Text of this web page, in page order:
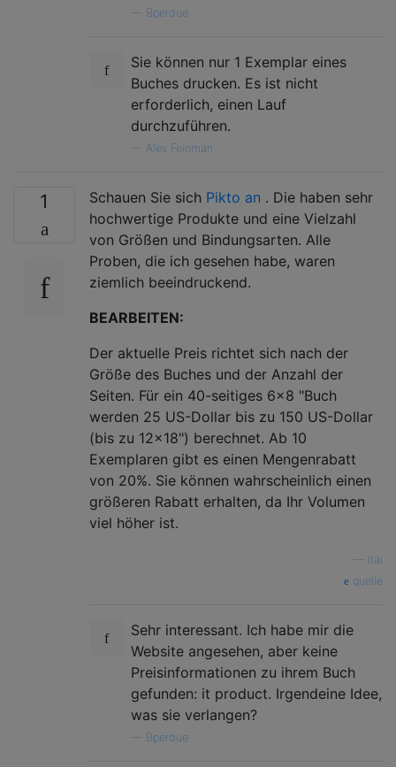
Bperdue
Sie können nur 1 Exemplar eines
Buches drucken. Es ist nicht
erforderlich, einen Lauf
durchzuführen.
Alex Feinman
1 Schauen Sie sich Pikto an . Die haben sehr
hochwertige Produkte und eine Vielzahl
von Größen und Bindungsarten. Alle
Proben, die ich gesehen habe, waren
ziemlich beeindruckend.
BEARBEITEN:
Der aktuelle Preis richtet sich nach der
Größe des Buches und der Anzahl der
Seiten. Für ein 40-seitiges 6x8 "Buch
werden 25 US-Dollar bis zu 150 US-Dollar
(bis zu 12x18") berechnet. Ab 10
Exemplaren gibt es einen Mengenrabatt
von 20%. Sie können wahrscheinlich einen
größeren Rabatt erhalten, da Ihr Volumen
viel höher ist.
Itai
quelle
Sehr interessant. Ich habe mir die
Website angesehen, aber keine
Preisinformationen zu ihrem Buch
gefunden: it product. Irgendeine Idee,
was sie verlangen?
Bperdue